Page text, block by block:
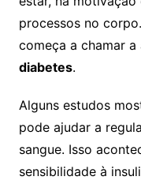
processos no
começa a chamar
diabetes.
Alguns estudos
pode ajudar a
sangue. Isso
sensibilidade à